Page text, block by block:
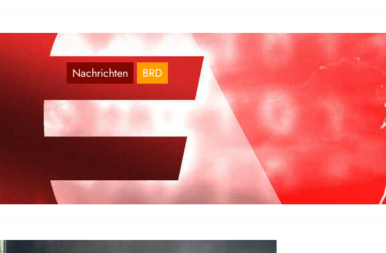
Nachrichten BRD
Weiter andauernde Massenarbeitslosigkeit
Aug. 3, 2026
Die Zahl der Arbeitslosen in Deutschland ist im Juli im Vergleich zum
Vormonat um 71.000 gestiegen und hat erneut die…